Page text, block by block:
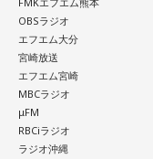
OBSラジオ
エフエム大分
宮崎放送
エフエム宮崎
MBCラジオ
μFM
RBCiラジオ
ラジオ沖縄